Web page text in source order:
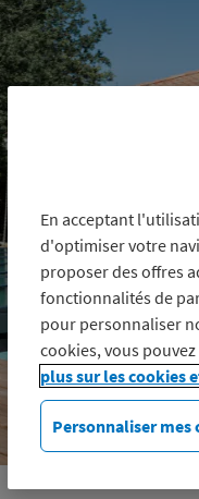
En acceptant
d'optimiser votre
proposer des offres
fonctionnalités de
pour personnaliser
cookies, vous
plus sur les cookies
Personnaliser mes